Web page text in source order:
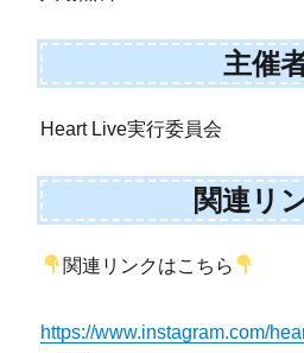
主催
Heart Live実行委員会
関連リ
関連リンクはこちら
https://www.instagram.com/